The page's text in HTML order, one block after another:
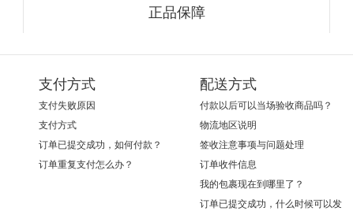
正品保障
支付方式
支付失败原因
支付方式
订单已提交成功，如何付款？
订单重复支付怎么办？
配送方式
付款以后可以当场验收商品吗？
物流地区说明
签收注意事项与问题处理
订单收件信息
我的包裹现在到哪里了？
订单已提交成功，什么时候可以发